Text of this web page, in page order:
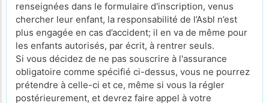
renseignées dans le formulaire d'inscription, venus
chercher leur enfant, la responsabilité de l’Asbl n’est
plus engagée en cas d’accident; il en va de même pour
les enfants autorisés, par écrit, à rentrer seuls.
Si vous décidez de ne pas souscrire à l'assurance
obligatoire comme spécifié ci-dessus, vous ne pourrez
prétendre à celle-ci et ce, même si vous la régler
postérieurement, et devrez faire appel à votre